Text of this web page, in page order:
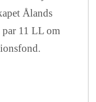
Ålands
11 LL om